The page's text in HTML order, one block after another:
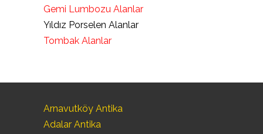
Gemi Lumbozu Alanlar
Yıldız Porselen Alanlar
Tombak Alanlar
Arnavutköy Antika
Adalar Antika